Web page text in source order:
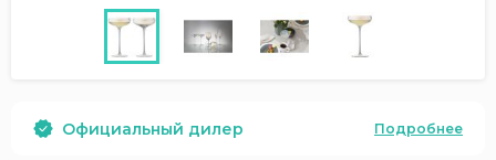
Официальный дилер Подробнее